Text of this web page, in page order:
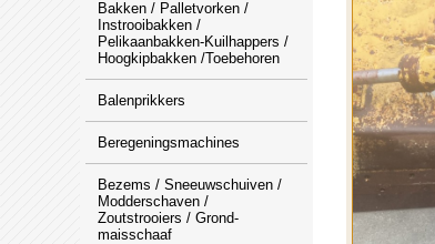
Bakken / Palletvorken /
Instrooibakken /
Pelikaanbakken-Kuilhappers /
Hoogkipbakken /Toebehoren
Balenprikkers
Beregeningsmachines
Bezems / Sneeuwschuiven /
Modderschaven /
Zoutstrooiers / Grond-
maisschaaf